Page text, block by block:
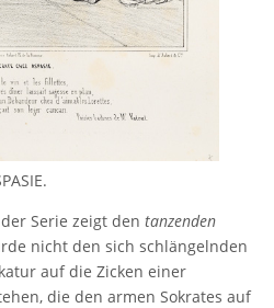
Serie zeigt den tanzenden
nicht den sich schlängelnden
auf die Zicken einer
die den armen Sokrates auf